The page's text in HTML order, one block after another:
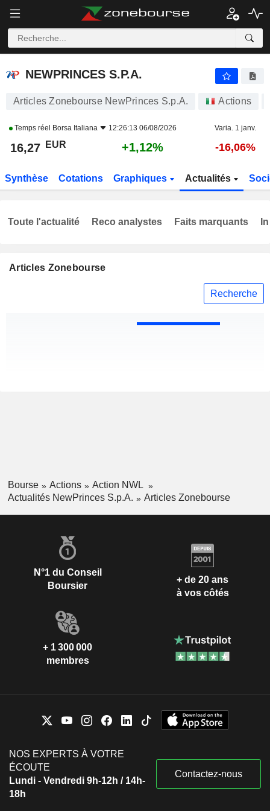
NEWPRINCES S.P.A.
NEWPRINCES S.P.A.
Articles Zonebourse NewPrinces S.p.A. Actions
Temps réel Borsa Italiana 12:26:13 06/08/2026 Varia. 1 janv.
16,27 EUR +1,12% -16,06%
Synthèse Cotations Graphiques Actualités
Articles Zonebourse
Recherche
Toute l'actualité Reco analystes Faits marquants
Bourse Actions
Action NWL
Actualités NewPrinces S.p.A.
Articles Zonebourse
N°1 du Conseil
Boursier
+ de 20 ans
à vos côtés
+ 1 300 000
membres
NOS EXPERTS À VOTRE
ÉCOUTE
Lundi - Vendredi 9h-12h / 14h-
18h
Contactez-nous